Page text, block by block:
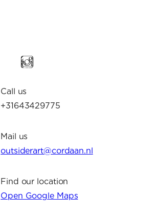
Call us
+31643429775
Mail us
outsiderart@cordaan.nl
Find our location
Open Google Maps